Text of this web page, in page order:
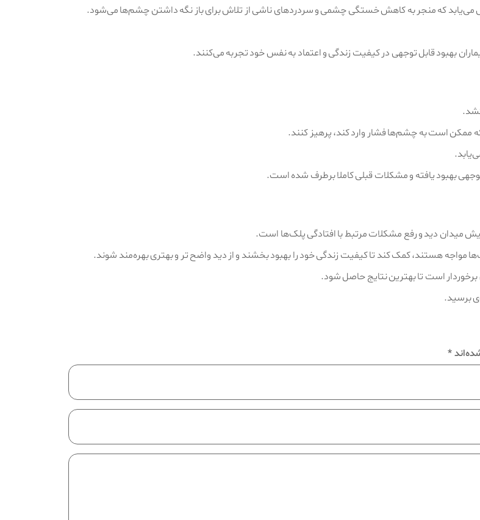
می‌یابد که منجر به کاهش خستگی چشمی و سردردهای ناشی از تلاش برای باز نگه داشتن چشم‌ها می‌شود.
بهبود قابل توجهی در کیفیت زندگی و اعتماد به نفس خود تجربه می‌کنند.
ممکن است به چشم‌ها فشار وارد کند، پرهیز کنند.
بهبود یافته و مشکلات قبلی کاملا برطرف شده است.
میدان دید و رفع مشکلات مرتبط با افتادگی پلک‌ها است.
مواجه هستند، کمک کند تا کیفیت زندگی خود را بهبود بخشند و از دید واضح‌ تر و بهتری بهره‌مند شوند.
است تا بهترین نتایج حاصل شود.
برسید.
*